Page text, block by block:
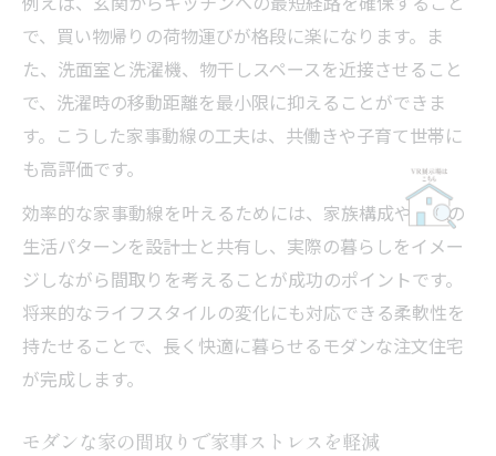
で、買い物帰りの荷物運びが格段に楽になります。ま
た、洗面室と洗濯機、物干しスペースを近接させること
で、洗濯時の移動距離を最小限に抑えることができま
す。こうした家事動線の工夫は、共働きや子育て世帯に
も高評価です。
効率的な家事動線を叶えるためには、家族構成や日々の
生活パターンを設計士と共有し、実際の暮らしをイメー
ジしながら間取りを考えることが成功のポイントです。
将来的なライフスタイルの変化にも対応できる柔軟性を
持たせることで、長く快適に暮らせるモダンな注文住宅
が完成します。
モダンな家の間取りで家事ストレスを軽減